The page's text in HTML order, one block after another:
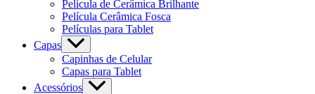
Película de Cerâmica Brilhante
Película Cerâmica Fosca
Películas para Tablet
Capas
Capinhas de Celular
Capas para Tablet
Acessórios